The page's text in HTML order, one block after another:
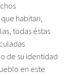
habitan,
todas éstas
de su identidad
en este